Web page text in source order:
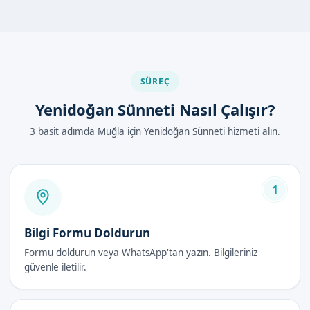
Muğla'de Yenidoğan Sünneti Nasıl
Yapılır?
Lokal anestezi uygulanır.
Bebeğin bakımı yapılır.
Yenidoğan Sünneti Avantajları
Güvenli uygulama
SÜREÇ
Yenidoğan Sünneti Nasıl Çalışır?
3 basit adımda Muğla için Yenidoğan Sünneti hizmeti alın.
1
Bilgi Formu Doldurun
Formu doldurun veya WhatsApp'tan yazın. Bilgileriniz
güvenle iletilir.